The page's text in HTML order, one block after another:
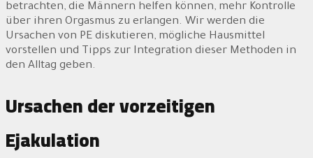
betrachten, die Männern helfen können, mehr Kontrolle
über ihren Orgasmus zu erlangen. Wir werden die
Ursachen von PE diskutieren, mögliche Hausmittel
vorstellen und Tipps zur Integration dieser Methoden in
den Alltag geben.
Ursachen der vorzeitigen
Ejakulation